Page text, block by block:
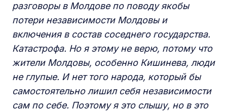
разговоры в Молдове по поводу якобы
потери независимости Молдовы и
включения в состав соседнего государства.
Катастрофа. Но я этому не верю, потому что
жители Молдовы, особенно Кишинева, люди
не глупые. И нет того народа, который бы
самостоятельно лишил себя независимости
сам по себе. Поэтому я это слышу, но в это